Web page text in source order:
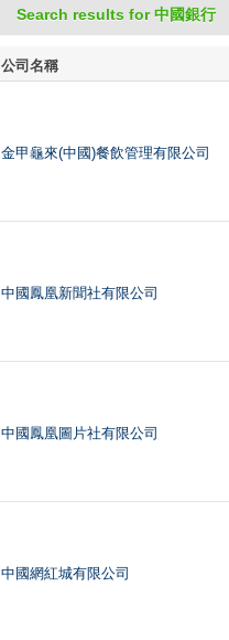
Search results for 中國銀行
公司名稱
金甲龜來(中國)餐飲管理有限公司
中國鳳凰新聞社有限公司
中國鳳凰圖片社有限公司
中國網紅城有限公司